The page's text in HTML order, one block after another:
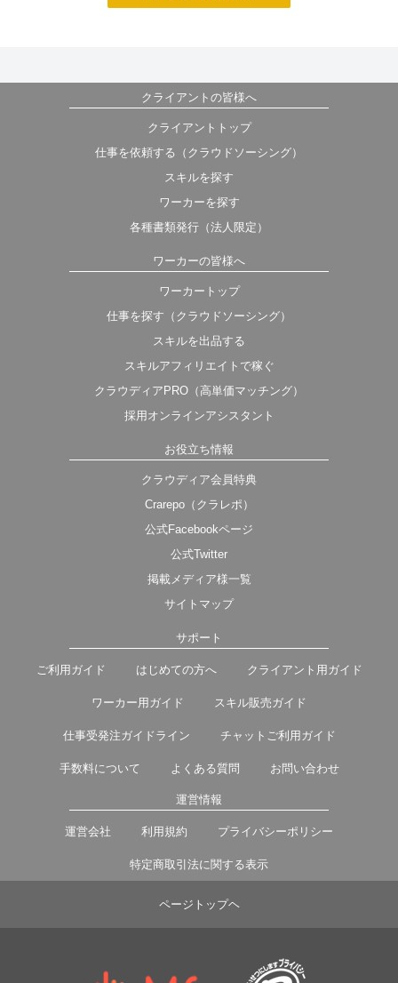
クライアントの皆様へ
クライアントトップ
仕事を依頼する（クラウドソーシング）
スキルを探す
ワーカーを探す
各種書類発行（法人限定）
ワーカーの皆様へ
ワーカートップ
仕事を探す（クラウドソーシング）
スキルを出品する
スキルアフィリエイトで稼ぐ
クラウディアPRO（高単価マッチング）
採用オンラインアシスタント
お役立ち情報
クラウディア会員特典
Crarepo（クラレポ）
公式Facebookページ
公式Twitter
掲載メディア様一覧
サイトマップ
サポート
ご利用ガイド はじめての方へ クライアント用ガイド
ワーカー用ガイド スキル販売ガイド
仕事受発注ガイドライン チャットご利用ガイド
手数料について よくある質問 お問い合わせ
運営情報
運営会社 利用規約 プライバシーポリシー
特定商取引法に関する表示
ページトップヘ